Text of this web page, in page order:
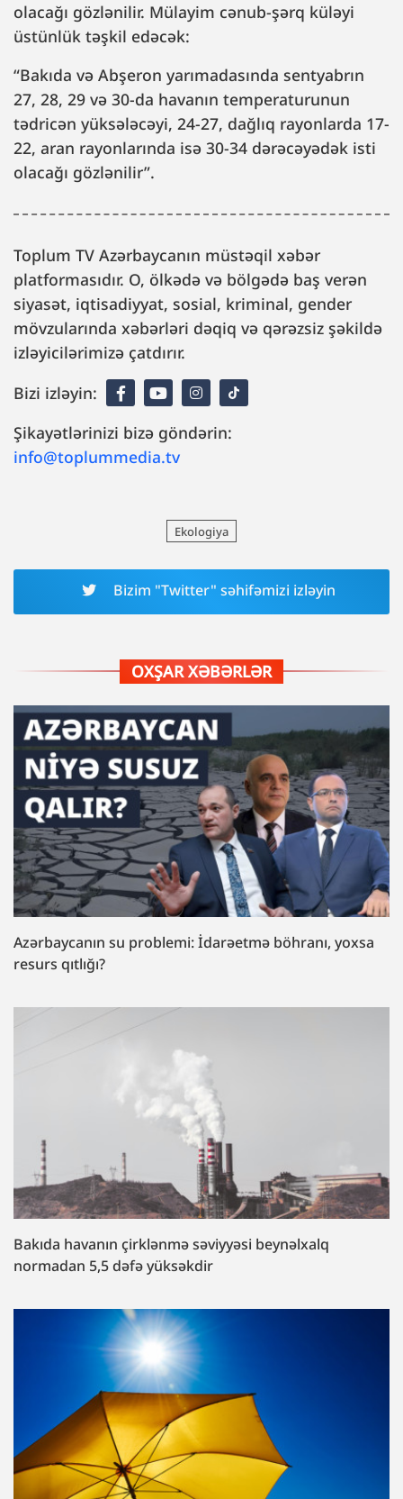
olacağı gözlənilir. Mülayim cənub-şərq küləyi
üstünlük təşkil edəcək:
“Bakıda və Abşeron yarımadasında sentyabrın
27, 28, 29 və 30-da havanın temperaturunun
tədricən yüksələcəyi, 24-27, dağlıq rayonlarda 17-
22, aran rayonlarında isə 30-34 dərəcəyədək isti
olacağı gözlənilir”.
Toplum TV Azərbaycanın müstəqil xəbər
platformasıdır. O, ölkədə və bölgədə baş verən
siyasət, iqtisadiyyat, sosial, kriminal, gender
mövzularında xəbərləri dəqiq və qərəzsiz şəkildə
izləyicilərimizə çatdırır.
Bizi izləyin:
Şikayətlərinizi bizə göndərin:
info@toplummedia.tv
Ekologiya
Bizim "Twitter" səhifəmizi izləyin
OXŞAR XƏBƏRLƏR
Azərbaycanın su problemi: İdarəetmə böhranı, yoxsa
resurs qıtlığı?
Bakıda havanın çirklənmə səviyyəsi beynəlxalq
normadan 5,5 dəfə yüksəkdir